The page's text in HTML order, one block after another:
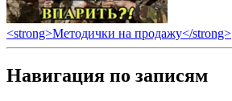
<strong>Методички на продажу</strong>
Навигация по записям